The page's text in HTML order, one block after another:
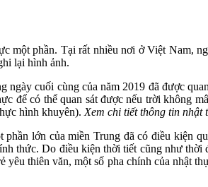
một phần. Tại rất nhiều nơi ở Việt Nam,
lại hình ảnh.
cuối cùng của năm 2019 đã được
để có thể quan sát được nếu trời không
hình khuyên). Xem chi tiết thông tin nhật
lớn của miền Trung đã có điều kiện
thức. Do điều kiện thời tiết cũng như
thiên văn, một số pha chính của nhật